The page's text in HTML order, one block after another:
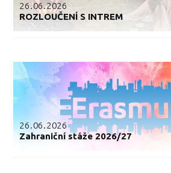
26.06.2026
ROZLOUČENÍ S INTREM
26.06.2026
Zahraniční stáže 2026/27